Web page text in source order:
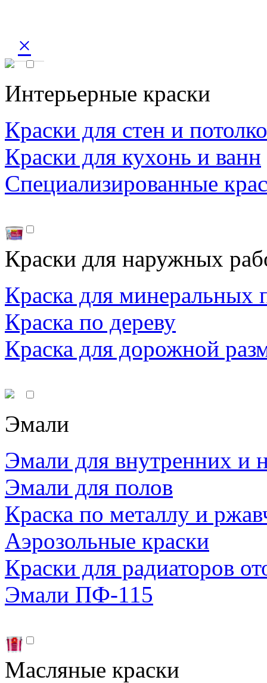
×
Интерьерные краски
Краски для стен и
Краски для кухонь и ванн
Специализированные
Краски для наружных
Краска для минеральных
Краска по дереву
Краска для дорожной
Эмали
Эмали для внутренних и
Эмали для полов
Краска по металлу и
Аэрозольные краски
Краски для радиаторов
Эмали ПФ-115
Масляные краски